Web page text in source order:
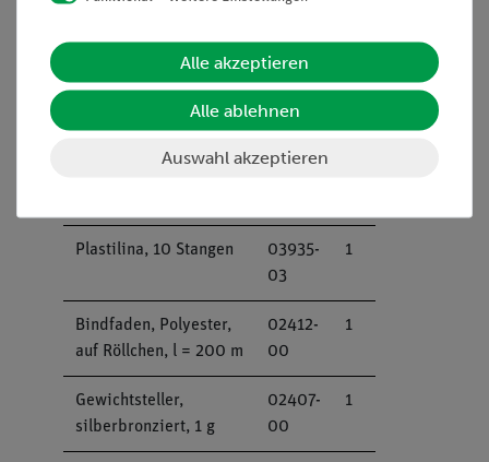
Plastilina, 10 Stangen
03935-
03
1
Bindfaden, Polyester,
auf Röllchen, l = 200 m
02412-
00
1
Gewichtsteller,
silberbronziert, 1 g
02407-
00
1
Alle akzeptieren
Alle ablehnen
Auswahl akzeptieren